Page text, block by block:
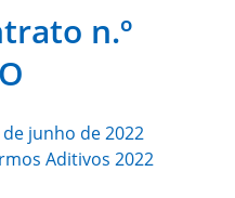
n.º
de junho de 2022
Aditivos 2022